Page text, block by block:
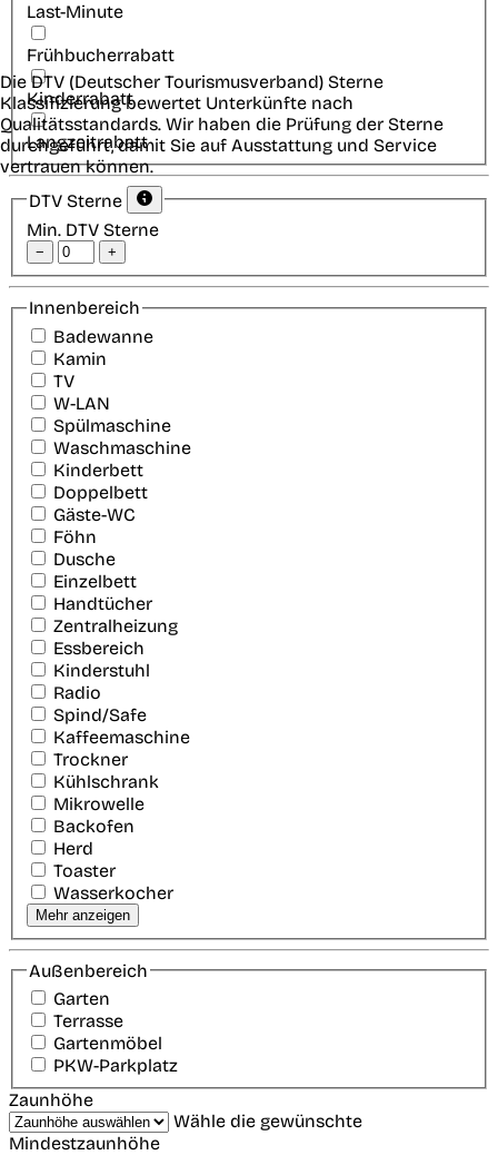
Last-Minute
Frühbucherrabatt
Kinderrabatt
Langzeitrabatt
DTV Sterne
Min. DTV Sterne
− +
Die DTV (Deutscher Tourismusverband) Sterne
Klassifizierung bewertet Unterkünfte nach
Qualitätsstandards. Wir haben die Prüfung der Sterne
durchgeführt, damit Sie auf Ausstattung und Service
vertrauen können.
Innenbereich
Badewanne
Kamin
TV
W-LAN
Spülmaschine
Waschmaschine
Kinderbett
Doppelbett
Gäste-WC
Föhn
Dusche
Einzelbett
Handtücher
Zentralheizung
Essbereich
Kinderstuhl
Radio
Spind/Safe
Kaffeemaschine
Trockner
Kühlschrank
Mikrowelle
Backofen
Herd
Toaster
Wasserkocher
Mehr anzeigen
Außenbereich
Garten
Terrasse
Gartenmöbel
PKW-Parkplatz
Zaunhöhe
Wähle die gewünschte
Mindestzaunhöhe